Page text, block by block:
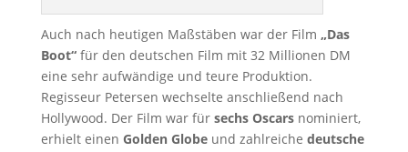
Auch nach heutigen Maßstäben war der Film „Das
Boot“für den deutschen Film mit 32 Millionen DM
eine sehr aufwändige und teure Produktion.
Regisseur Petersen wechselte anschließend nach
Hollywood. Der Film war für sechs Oscarsnominiert,
erhielt einen Golden Globeund zahlreiche deutsche